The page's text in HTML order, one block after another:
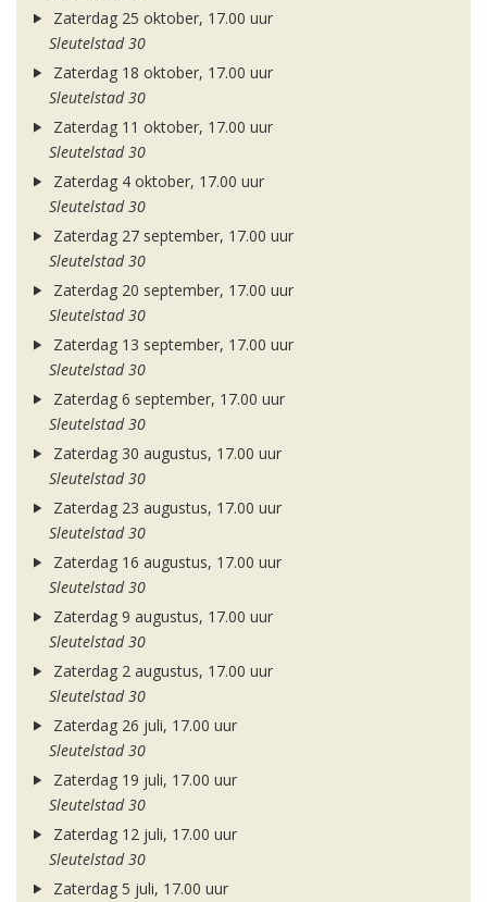
Zaterdag 25 oktober, 17.00 uur
Sleutelstad 30
Zaterdag 18 oktober, 17.00 uur
Sleutelstad 30
Zaterdag 11 oktober, 17.00 uur
Sleutelstad 30
Zaterdag 4 oktober, 17.00 uur
Sleutelstad 30
Zaterdag 27 september, 17.00 uur
Sleutelstad 30
Zaterdag 20 september, 17.00 uur
Sleutelstad 30
Zaterdag 13 september, 17.00 uur
Sleutelstad 30
Zaterdag 6 september, 17.00 uur
Sleutelstad 30
Zaterdag 30 augustus, 17.00 uur
Sleutelstad 30
Zaterdag 23 augustus, 17.00 uur
Sleutelstad 30
Zaterdag 16 augustus, 17.00 uur
Sleutelstad 30
Zaterdag 9 augustus, 17.00 uur
Sleutelstad 30
Zaterdag 2 augustus, 17.00 uur
Sleutelstad 30
Zaterdag 26 juli, 17.00 uur
Sleutelstad 30
Zaterdag 19 juli, 17.00 uur
Sleutelstad 30
Zaterdag 12 juli, 17.00 uur
Sleutelstad 30
Zaterdag 5 juli, 17.00 uur